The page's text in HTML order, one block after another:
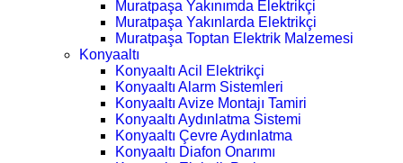
Muratpaşa Yakınımda Elektrikçi
Muratpaşa Yakınlarda Elektrikçi
Muratpaşa Toptan Elektrik Malzemesi
Konyaaltı
Konyaaltı Acil Elektrikçi
Konyaaltı Alarm Sistemleri
Konyaaltı Avize Montajı Tamiri
Konyaaltı Aydınlatma Sistemi
Konyaaltı Çevre Aydınlatma
Konyaaltı Diafon Onarımı